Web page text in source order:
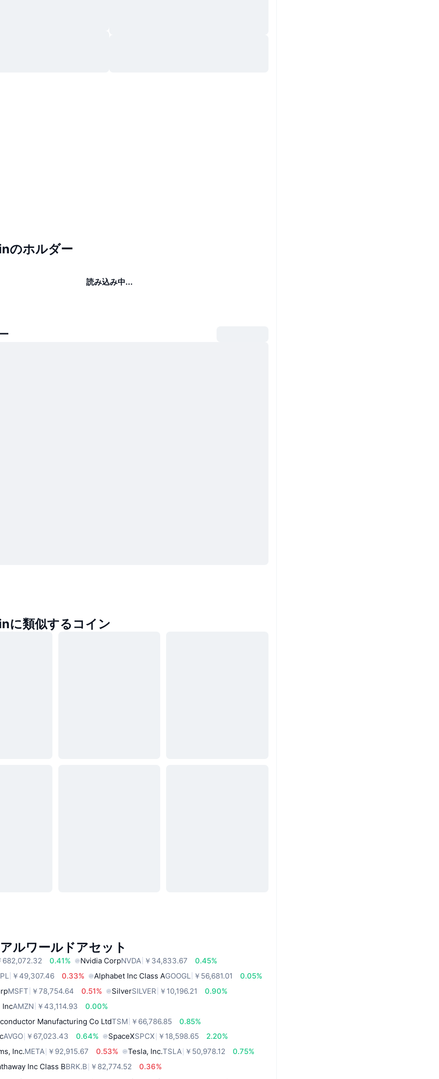
のホルダー
読み込み中...
に類似するコイン
ルワールドアセット
682,072.32 0.41% Nvidia CorpNVDA ￥34,833.67
0.45%
￥49,307.46 0.33% Alphabet Inc Class AGOOGL ￥56,681.01
0.05%
MSFT ￥78,754.64 0.51% SilverSILVER ￥10,196.21
0.90%
IncAMZN ￥43,114.93
0.00%
Manufacturing Co LtdTSM ￥66,786.85
0.85%
AVGO ￥67,023.43 0.64% SpaceXSPCX ￥18,598.65
2.20%
Inc.META ￥92,915.67 0.53% Tesla, Inc.TSLA ￥50,978.12
0.75%
Inc Class BBRK.B ￥82,774.52
0.36%